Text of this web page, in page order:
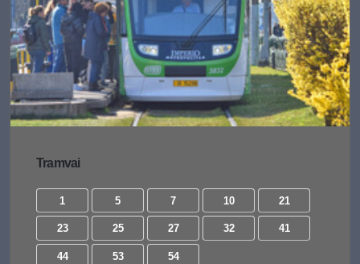
Tramvai
1 5 7 10 21
23 25 27 32 41
44 53 54